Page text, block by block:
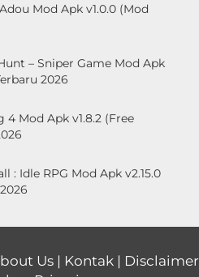
Mod Apk v1.0.0 (Mod
– Sniper Game Mod Apk
2026
Mod Apk v1.8.2 (Free
: Idle RPG Mod Apk v2.15.0
Us| Kontak| Disclaimer